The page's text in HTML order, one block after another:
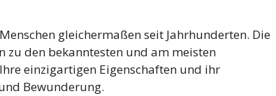
gleichermaßen seit Jahrhunderten. Die
zu den bekanntesten und am meisten
einzigartigen Eigenschaften und ihr
Bewunderung.